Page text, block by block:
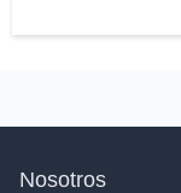
Nosotros